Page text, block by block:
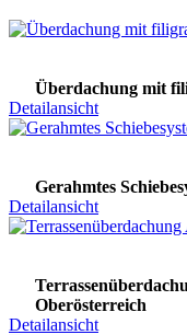
Überdachung mit
Detailansicht
Gerahmtes
Detailansicht
Oberösterreich
Detailansicht